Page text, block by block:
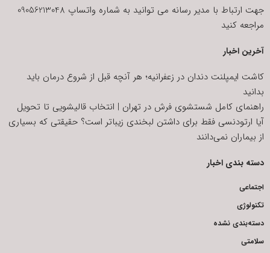
جهت ارتباط با مدیر رسانه می توانید به شماره واتساپ 09056213048
مراجعه کنید
آخرین اخبار
کاشت ایمپلنت دندان در زعفرانیه؛ هر آنچه قبل از شروع درمان باید
بدانید
راهنمای کامل شستشوی فرش در تهران | انتخاب قالیشویی تا تحویل
آیا ارتودنسی فقط برای داشتن لبخندی زیباتر است؟ حقیقتی که بسیاری
از بیماران نمی‌دانند
دسته بندی اخبار
اجتماعی
تکنولوژی
دسته‌بندی نشده
سلامتی